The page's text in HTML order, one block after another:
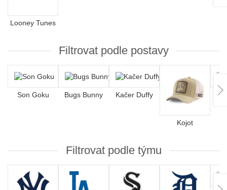
Looney Tunes
Filtrovat podle postavy
Son Goku Bugs Bunny Kačer Duffy
Kojot
Filtrovat podle týmu